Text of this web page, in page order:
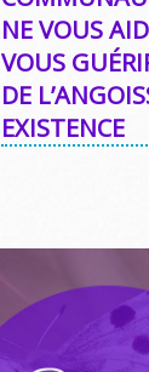
NE VOUS
VOUS
DE
EXISTENCE